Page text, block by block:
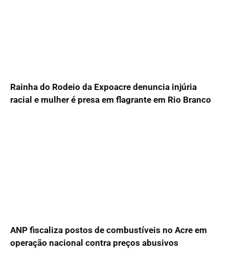
Rainha do Rodeio da Expoacre denuncia injúria
racial e mulher é presa em flagrante em Rio Branco
ANP fiscaliza postos de combustíveis no Acre em
operação nacional contra preços abusivos